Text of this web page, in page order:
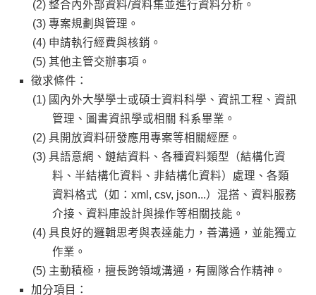
整合內外部資料/資料集並進行資料分析。
專案規劃與管理。
申請執行經費與核銷。
其他主管交辦事項。
徵求條件：
國內外大學學士或碩士資料科學、資訊工程、資訊
管理、圖書資訊學或相關 科系畢業。
具開放資料研發應用專案等相關經歷。
具語意網、鏈結資料、各種資料類型（結構化資
料、半結構化資料、非結構化資料）處理、各類
資料格式（如：xml, csv, json...）混搭、資料服務
介接、資料庫設計與操作等相關技能。
具良好的邏輯思考與表達能力，善溝通，並能獨立
作業。
主動積極，擅長跨領域溝通，有團隊合作精神。
加分項目：